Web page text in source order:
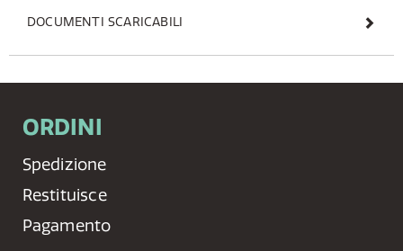
DOCUMENTI SCARICABILI
ORDINI
Spedizione
Restituisce
Pagamento